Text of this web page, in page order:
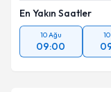
En Yakın Saatler
10 Ağu
09:00